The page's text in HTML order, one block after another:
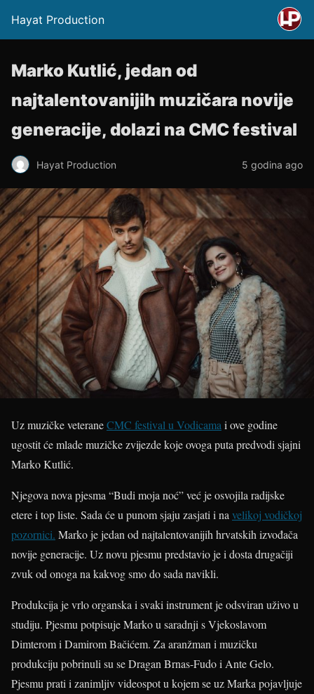
Hayat Production
Marko Kutlić, jedan od
najtalentovanijih muzičara novije
generacije, dolazi na CMC festival
Hayat Production 5 godina ago
Uz muzičke veteraneCMC festival u Vodicama i ove godine
ugostit će mlade muzičke zvijezde koje ovoga puta predvodi sjajni
Marko Kutlić.
Njegova nova pjesma “Budi moja noć” već je osvojila radijske
etere i top liste. Sada će u punom sjaju zasjati i na velikoj vodičkoj
pozornici. Marko je jedan od najtalentovanijih hrvatskih izvođača
novije generacije. Uz novu pjesmu predstavio je i dosta drugačiji
zvuk od onoga na kakvog smo do sada navikli.
Produkcija je vrlo organska i svaki instrument je odsviran uživo u
studiju. Pjesmu potpisuje Marko u saradnji s Vjekoslavom
Dimterom i Damirom Bačićem. Za aranžman i muzičku
produkciju pobrinuli su se Dragan Brnas-Fudo i Ante Gelo.
Pjesmu prati i zanimljiv videospot u kojem se uz Marka pojavljuje